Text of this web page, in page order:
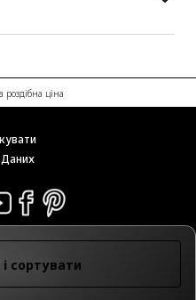
сортувати
ціна
GmbH